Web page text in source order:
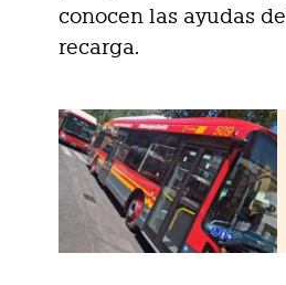
conocen las ayudas
recarga.